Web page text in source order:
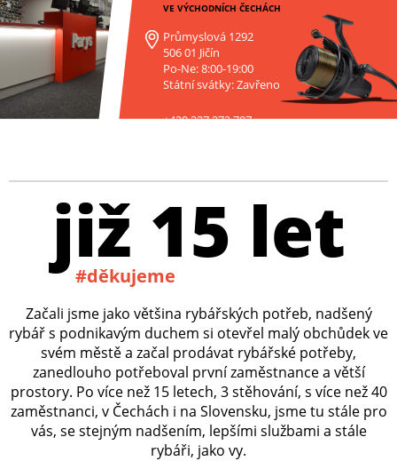
VE VÝCHODNÍCH ČECHÁCH
Průmyslová 1292
506 01 Jičín
Po-Ne: 8:00-19:00
Státní svátky: Zavřeno
+420 227 272 797
již 15 let
#děkujeme
Začali jsme jako většina rybářských potřeb, nadšený
rybář s podnikavým duchem si otevřel malý obchůdek ve
svém městě a začal prodávat rybářské potřeby,
zanedlouho potřeboval první zaměstnance a větší
prostory. Po více než 15 letech, 3 stěhování, s více než 40
zaměstnanci, v Čechách i na Slovensku, jsme tu stále pro
vás, se stejným nadšením, lepšími službami a stále
rybáři, jako vy.